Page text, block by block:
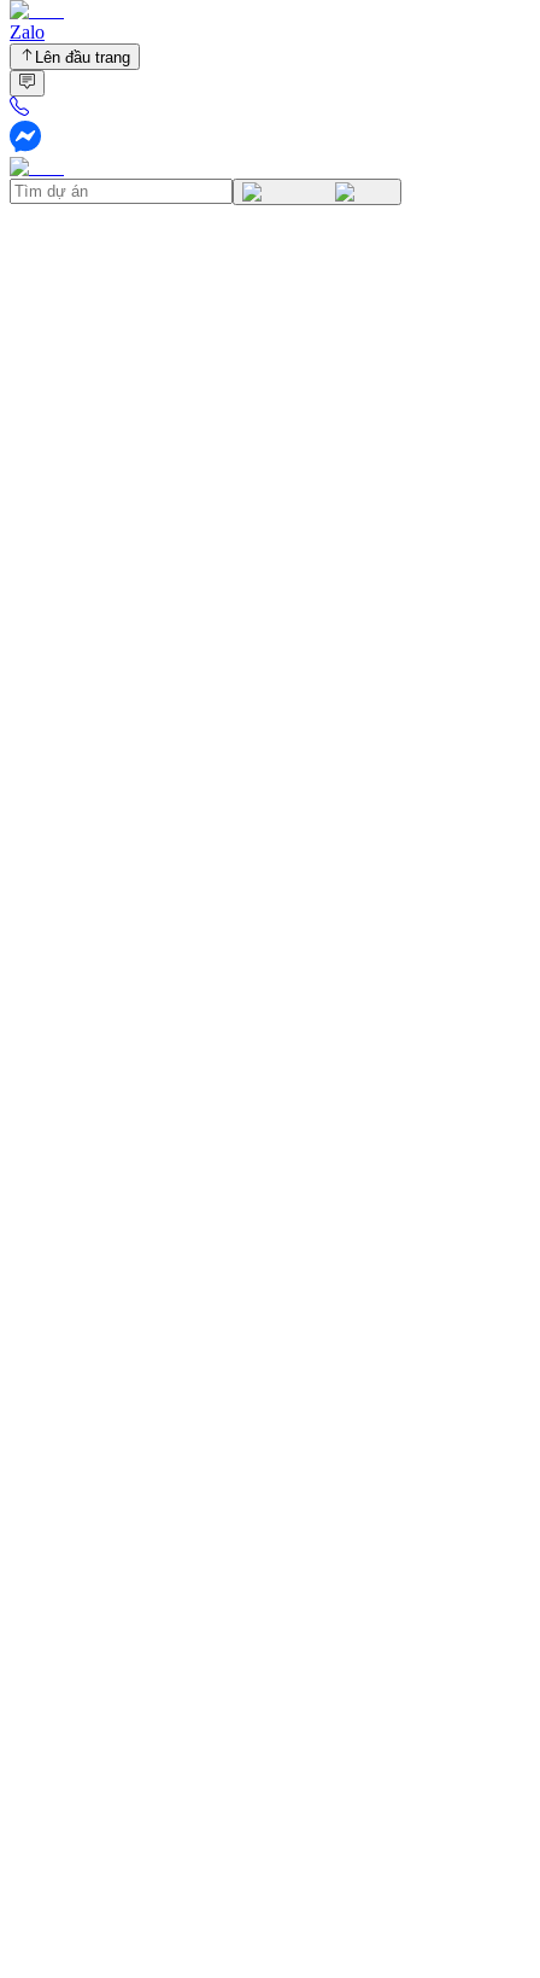
Zalo
Lên đầu trang